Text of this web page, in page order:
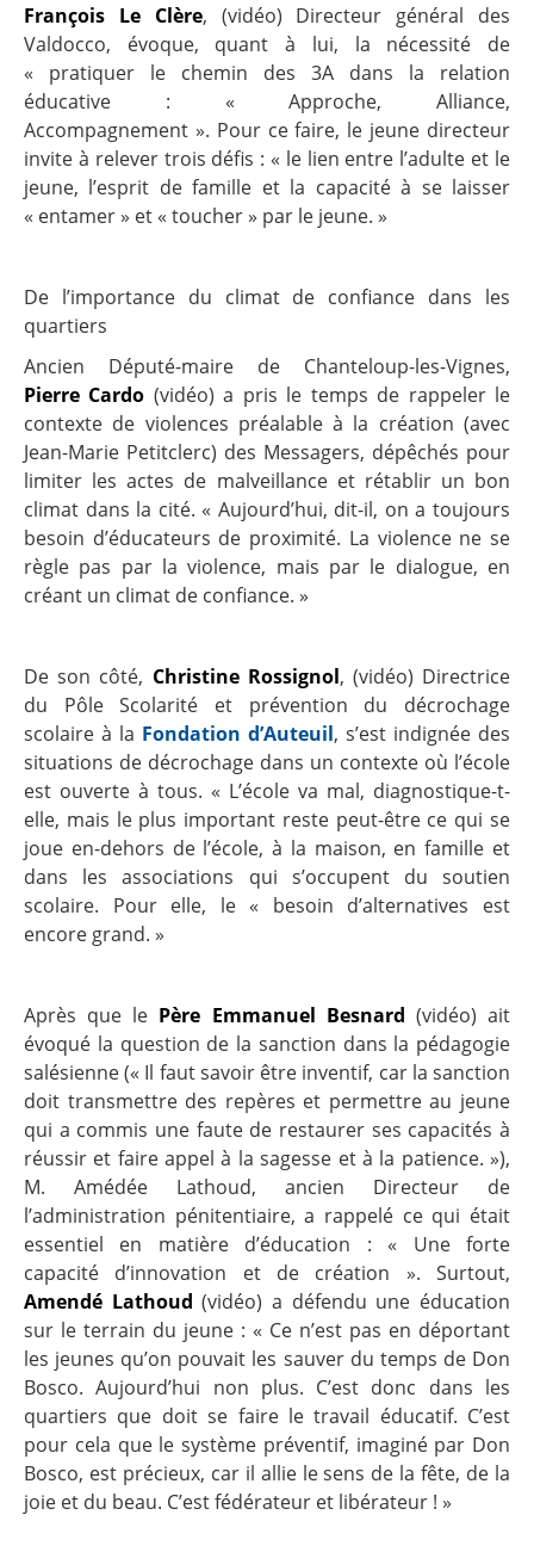
François Le Clère, (vidéo) Directeur général des
Valdocco, évoque, quant à lui, la nécessité de
« pratiquer le chemin des 3A dans la relation
éducative : « Approche, Alliance,
Accompagnement ». Pour ce faire, le jeune directeur
invite à relever trois défis : « le lien entre l’adulte et le
jeune, l’esprit de famille et la capacité à se laisser
« entamer » et « toucher » par le jeune. »
De l’importance du climat de confiance dans les
quartiers
Ancien Député-maire de Chanteloup-les-Vignes,
Pierre Cardo (vidéo) a pris le temps de rappeler le
contexte de violences préalable à la création (avec
Jean-Marie Petitclerc) des Messagers, dépêchés pour
limiter les actes de malveillance et rétablir un bon
climat dans la cité. « Aujourd’hui, dit-il, on a toujours
besoin d’éducateurs de proximité. La violence ne se
règle pas par la violence, mais par le dialogue, en
créant un climat de confiance. »
De son côté, Christine Rossignol, (vidéo) Directrice
du Pôle Scolarité et prévention du décrochage
scolaire à la Fondation d’Auteuil, s’est indignée des
situations de décrochage dans un contexte où l’école
est ouverte à tous. « L’école va mal, diagnostique-t-
elle, mais le plus important reste peut-être ce qui se
joue en-dehors de l’école, à la maison, en famille et
dans les associations qui s’occupent du soutien
scolaire. Pour elle, le « besoin d’alternatives est
encore grand. »
Après que le Père Emmanuel Besnard (vidéo) ait
évoqué la question de la sanction dans la pédagogie
salésienne (« Il faut savoir être inventif, car la sanction
doit transmettre des repères et permettre au jeune
qui a commis une faute de restaurer ses capacités à
réussir et faire appel à la sagesse et à la patience. »),
M. Amédée Lathoud, ancien Directeur de
l’administration pénitentiaire, a rappelé ce qui était
essentiel en matière d’éducation : « Une forte
capacité d’innovation et de création ». Surtout,
Amendé Lathoud (vidéo) a défendu une éducation
sur le terrain du jeune : « Ce n’est pas en déportant
les jeunes qu’on pouvait les sauver du temps de Don
Bosco. Aujourd’hui non plus. C’est donc dans les
quartiers que doit se faire le travail éducatif. C’est
pour cela que le système préventif, imaginé par Don
Bosco, est précieux, car il allie le sens de la fête, de la
joie et du beau. C’est fédérateur et libérateur ! »